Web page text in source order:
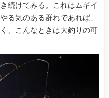
続けてみる。これはムギイ
る気のある群れであれば、
、こんなときは大釣りの可